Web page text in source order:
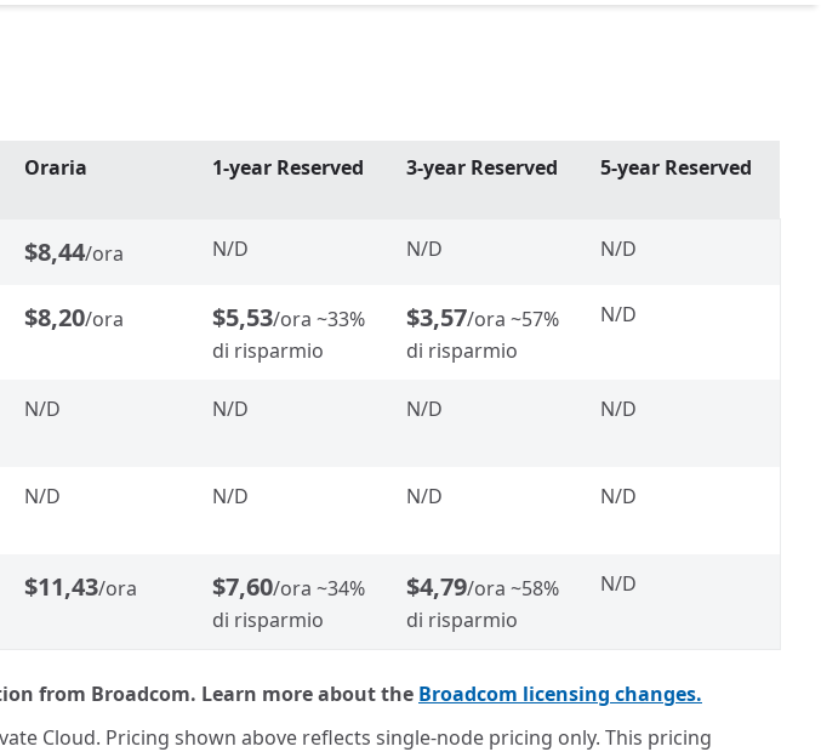
Oraria 1-year Reserved 3-year Reserved 5-year Reserved
$8,44/ora N/D N/D N/D
$8,20/ora $5,53/ora ~33%
di risparmio
$3,57/ora ~57%
di risparmio
N/D
N/D N/D N/D N/D
N/D N/D N/D N/D
$11,43/ora $7,60/ora ~34%
di risparmio
$4,79/ora ~58%
di risparmio
N/D
from Broadcom. Learn more about the Broadcom licensing changes.
Cloud. Pricing shown above reflects single-node pricing only. This pricing